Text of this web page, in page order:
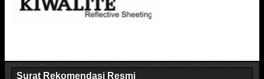
Surat Rekomendasi Resmi